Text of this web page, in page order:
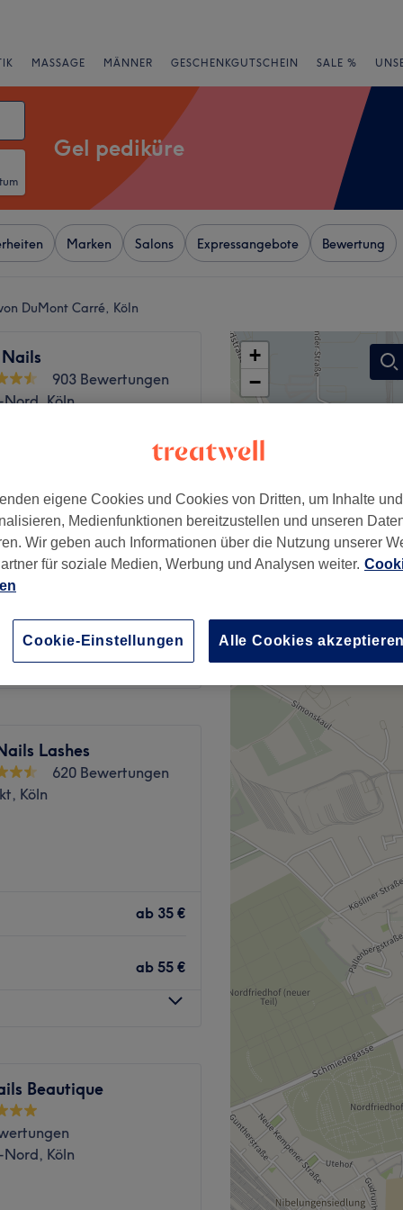
MASSAGE MÄNNER GESCHENKGUTSCHEIN SALE %
Gel pediküre
Marken Salons Expressangebote Bewertung
DuMont Carré, Köln
903 Bewertungen
Köln
50 €
55 €
Lashes
620 Bewertungen
Köln
ab 35 €
ab 55 €
Beautique
Köln
+
−
eigene Cookies und Cookies von Dritten, um Inhalte
Medienfunktionen bereitzustellen und unseren
Wir geben auch Informationen über die Nutzung unserer
für soziale Medien, Werbung und Analysen weiter.
Cookie-Einstellungen Alle Cookies akzeptieren